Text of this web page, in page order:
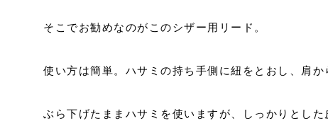
そこでお勧めなのがこのシザー用リード。
使い方は簡単。ハサミの持ち手側に紐をとおし、肩か
ぶら下げたままハサミを使いますが、しっかりとし